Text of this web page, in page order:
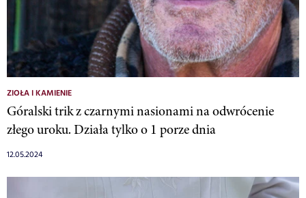
ZIOŁA I KAMIENIE
Góralski trik z czarnymi nasionami na odwrócenie
złego uroku. Działa tylko o 1 porze dnia
12.05.2024